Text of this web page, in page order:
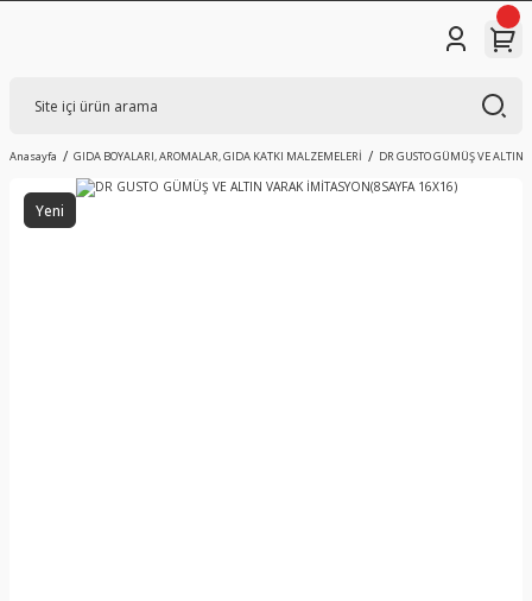
Anasayfa GIDA BOYALARI, AROMALAR, GIDA KATKI MALZEMELERİ DR GUSTO GÜMÜŞ VE ALTIN
Yeni